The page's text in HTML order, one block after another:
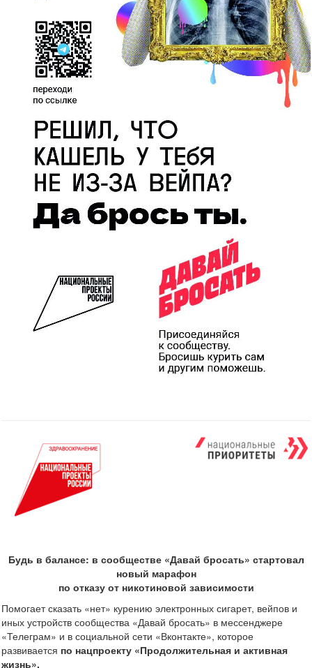
Будь в балансе: в сообществе «Давай бросать» стартовал
новый марафон
по отказу от никотиновой зависимости
Помогает сказать «нет» курению электронных сигарет, вейпов и
иных устройств сообщества «Давай бросать» в мессенджере
«Телеграм» и в социальной сети «Вконтакте», которое
развивается по нацпроекту «Продолжительная и активная
жизнь».